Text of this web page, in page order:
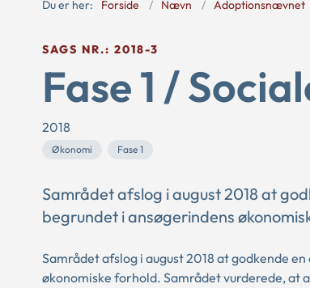
Du er her: Forside Nævn Adoptionsnævnet
SAGS NR.: 2018-3
Fase 1 /
2018
Økonomi Fase 1
Samrådet afslog i august 2018 at
begrundet i ansøgerindens
Samrådet afslog i august 2018 at godkende
økonomiske forhold. Samrådet vurderede, at